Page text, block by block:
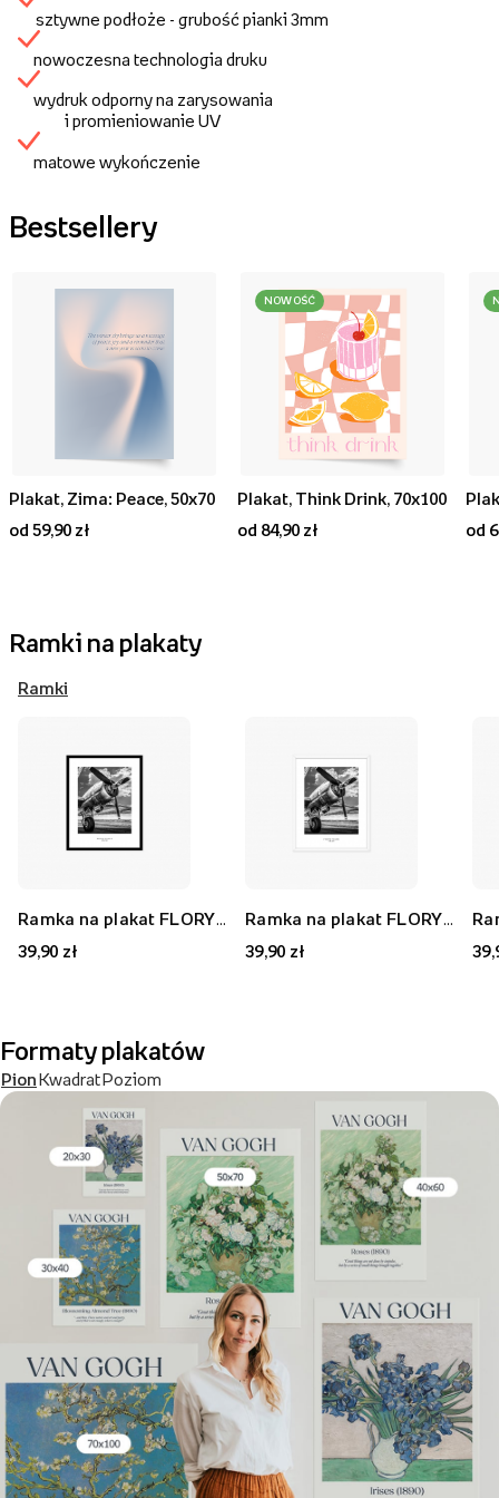
sztywne podłoże - grubość pianki 3mm
nowoczesna technologia druku
wydruk odporny na zarysowania
i promieniowanie UV
matowe wykończenie
Bestsellery
Plakat, Zima: Peace, 50x70
od 59,90 zł
NOWOŚĆ
Plakat, Think Drink, 70x100
od 84,90 zł
od
Ramki na plakaty
Ramki
39,90 zł
39,90 zł
Formaty plakatów
PionKwadratPoziom